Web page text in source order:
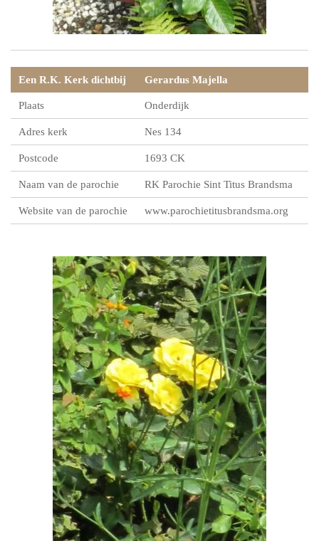
Een R.K. Kerk dichtbij Gerardus Majella
Plaats Onderdijk
Adres kerk Nes 134
Postcode 1693 CK
Naam van de parochie RK Parochie Sint Titus Brandsma
Website van de parochie www.parochietitusbrandsma.org